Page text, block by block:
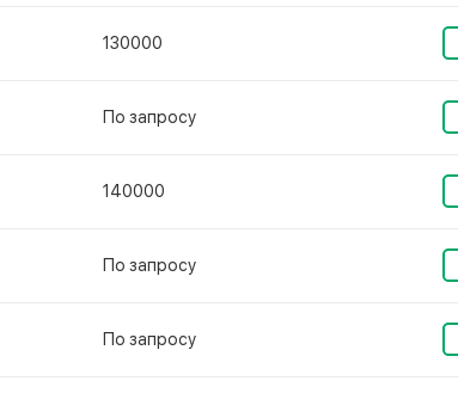
130000
По запросу
140000
По запросу
По запросу